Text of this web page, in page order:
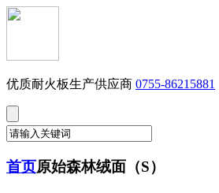
优质耐火板生产供应商 0755-86215881
首页原始森林绒面（S）